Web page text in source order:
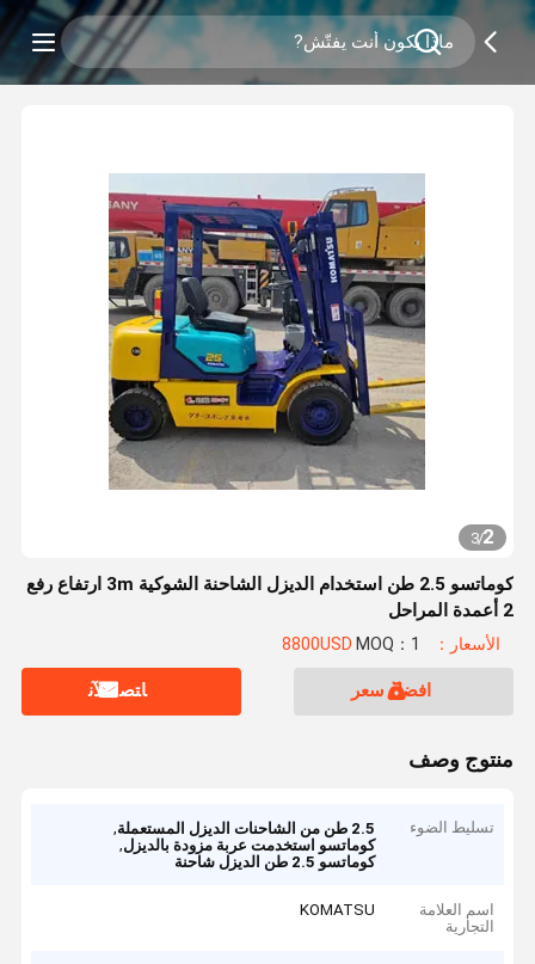
2
/
3
كوماتسو 2.5 طن استخدام الديزل الشاحنة الشوكية 3m ارتفاع رفع
2 أعمدة المراحل
الأسعار：8800USD MOQ：1
افضل سعر ﺎﺘﺼﻟ ﺍﻶﻧ
منتوج وصف
تسليط الضوء 2.5 طن من الشاحنات الديزل المستعملة
,
كوماتسو استخدمت عربة مزودة بالديزل,
كوماتسو 2.5 طن الديزل شاحنة
اسم العلامة
التجارية
KOMATSU